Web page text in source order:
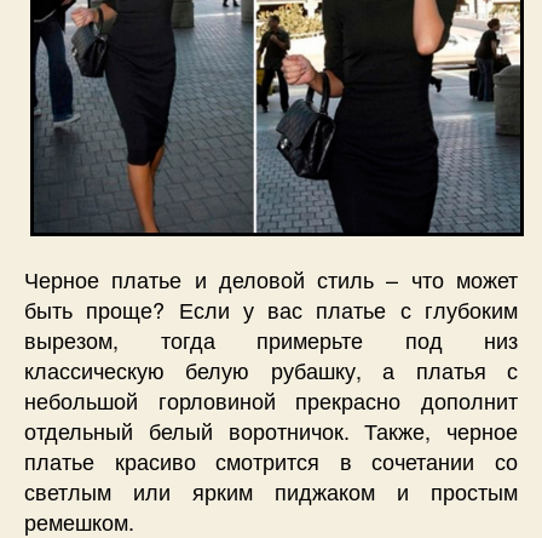
Черное платье и деловой стиль – что может
быть проще? Если у вас платье с глубоким
вырезом, тогда примерьте под низ
классическую белую рубашку, а платья с
небольшой горловиной прекрасно дополнит
отдельный белый воротничок. Также, черное
платье красиво смотрится в сочетании со
светлым или ярким пиджаком и простым
ремешком.